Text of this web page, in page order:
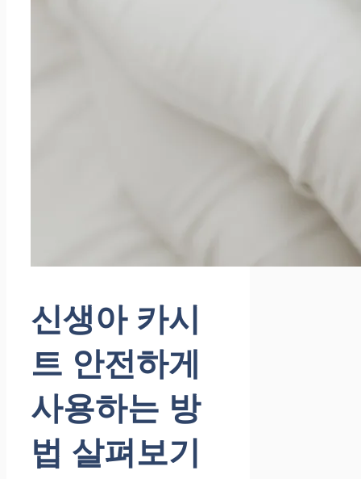
신생아 카시
트 안전하게
사용하는 방
법 살펴보기